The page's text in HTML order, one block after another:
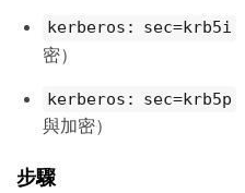
kerberos: sec=krb5i
密）
kerberos: sec=krb5p
與加密）
步驟